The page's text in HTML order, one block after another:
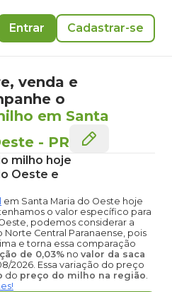
Entrar Cadastrar-se
venda e
o
em Santa
- PR
milho hoje
Oeste e
em Santa Maria do Oeste hoje
o valor específico para
podemos considerar a
Central Paranaense, pois
e torna essa comparação
de 0,03% no valor da saca
2026. Essa variação do preço
do preço do milho na região.